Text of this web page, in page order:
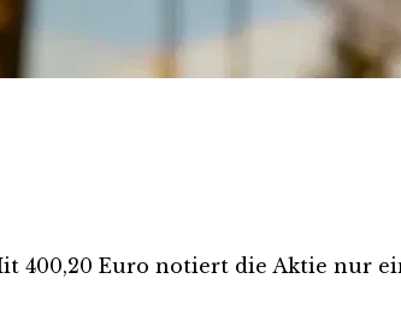
Euro notiert die Aktie nur